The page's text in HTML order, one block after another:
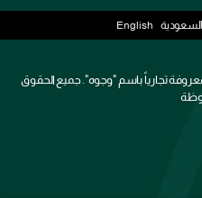
السعودية English
تجارياً باسم "وجوه". جميع الحقوق